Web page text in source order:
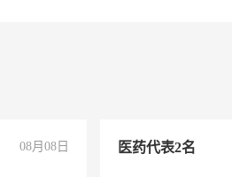
08月08日 医药代表2名